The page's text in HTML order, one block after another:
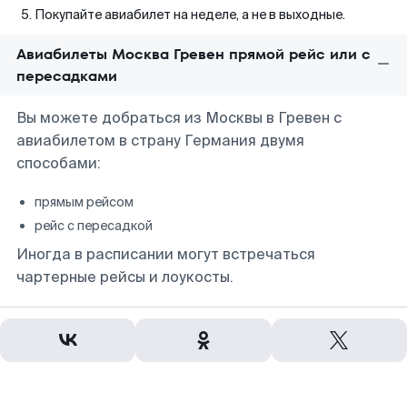
Покупайте авиабилет на неделе, а не в выходные.
Авиабилеты Москва Гревен прямой рейс или с
пересадками
Вы можете добраться из Москвы в Гревен с
авиабилетом в страну Германия двумя
способами:
прямым рейсом
рейс с пересадкой
Иногда в расписании могут встречаться
чартерные рейсы и лоукосты.